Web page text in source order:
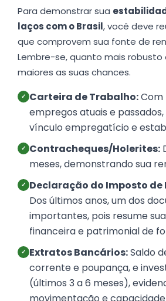
Para demonstrar sua
laços com o Brasil, você deve
que comprovem sua fonte de
Lembre-se, quanto mais robusto
maiores as suas chances.
✓ Carteira de Trabalho:Com
empregos atuais e
vínculo empregatício e
✓ Contracheques/Holerites:
meses, demonstrando sua
✓ Declaração do Imposto de
Dos últimos anos, um dos
importantes, pois resume
financeira e patrimonial de
✓ Extratos Bancários:Saldo
corrente e poupança, e
(últimos 3 a 6 meses),